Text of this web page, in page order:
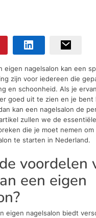
eigen nagelsalon kan een
zijn voor iedereen die
en schoonheid. Als je
goed uit te zien en je bent
kan een nagelsalon de
zullen we de
die je moet nemen om
te starten in Nederland.
voordelen
een eigen
eigen nagelsalon biedt